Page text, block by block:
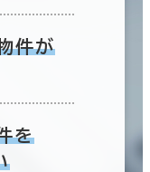
件が
を